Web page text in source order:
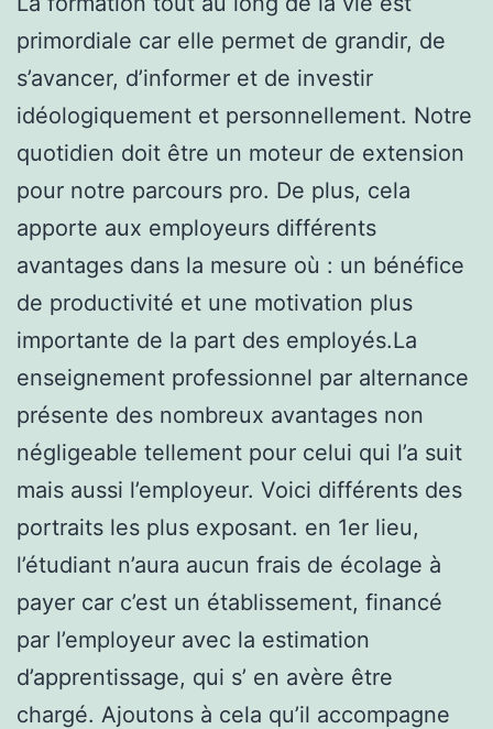
primordiale car elle permet de grandir, de
s’avancer, d’informer et de investir
idéologiquement et personnellement. Notre
quotidien doit être un moteur de extension
pour notre parcours pro. De plus, cela
apporte aux employeurs différents
avantages dans la mesure où : un bénéfice
de productivité et une motivation plus
importante de la part des employés.La
enseignement professionnel par alternance
présente des nombreux avantages non
négligeable tellement pour celui qui l’a suit
mais aussi l’employeur. Voici différents des
portraits les plus exposant. en 1er lieu,
l’étudiant n’aura aucun frais de écolage à
payer car c’est un établissement, financé
par l’employeur avec la estimation
d’apprentissage, qui s’ en avère être
chargé. Ajoutons à cela qu’il accompagne